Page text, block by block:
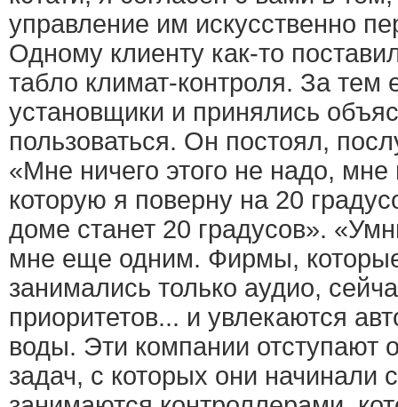
управление им искусственно
Одному клиенту как-то
табло климат-контроля. За тем
установщики и принялись
пользоваться. Он постоял,
«Мне ничего этого не надо, мне
которую я поверну на 20
доме станет 20 градусов».
мне еще одним. Фирмы,
занимались только аудио,
приоритетов... и увлекаются
воды. Эти компании отступают
задач, с которых они начинали